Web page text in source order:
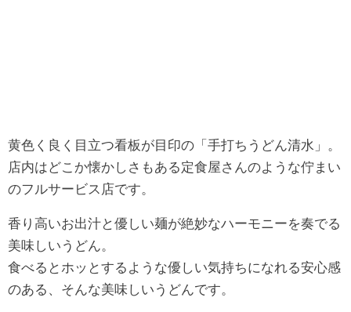
黄色く良く目立つ看板が目印の「手打ちうどん清水」。
店内はどこか懐かしさもある定食屋さんのような佇まい
のフルサービス店です。
香り高いお出汁と優しい麺が絶妙なハーモニーを奏でる
美味しいうどん。
食べるとホッとするような優しい気持ちになれる安心感
のある、そんな美味しいうどんです。